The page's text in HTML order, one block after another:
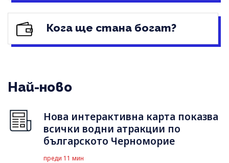
Кога ще стана богат?
Най-ново
Нова интерактивна карта показва
всички водни атракции по
българското Черноморие
преди 11 мин